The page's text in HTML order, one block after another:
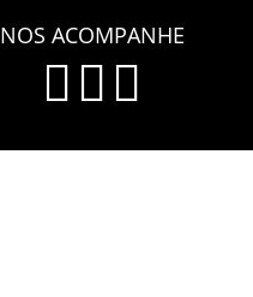
NOS ACOMPANHE